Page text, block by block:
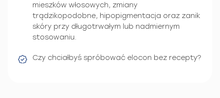
mieszków włosowych, zmiany
trądzikopodobne, hipopigmentacja oraz zanik
skóry przy długotrwałym lub nadmiernym
stosowaniu.
Czy chciałbyś spróbować elocon bez recepty?